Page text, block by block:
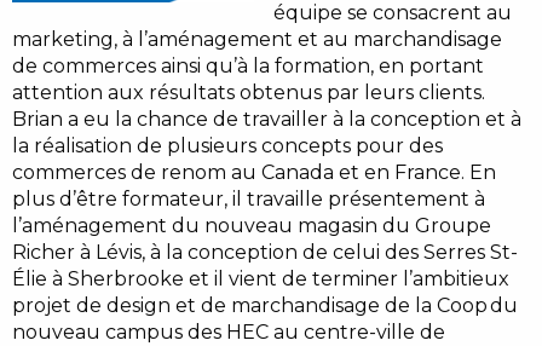
équipe se consacrent au
marketing, à l’aménagement et au marchandisage
de commerces ainsi qu’à la formation, en portant
attention aux résultats obtenus par leurs clients.
Brian a eu la chance de travailler à la conception et à
la réalisation de plusieurs concepts pour des
commerces de renom au Canada et en France. En
plus d’être formateur, il travaille présentement à
l’aménagement du nouveau magasin du Groupe
Richer à Lévis, à la conception de celui des Serres St-
Élie à Sherbrooke et il vient de terminer l’ambitieux
projet de design et de marchandisage de la Coop du
nouveau campus des HEC au centre-ville de